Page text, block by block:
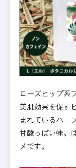
ローズヒップ系
美肌効果を促す
まれているハー
甘酸っぱい味。
メです。